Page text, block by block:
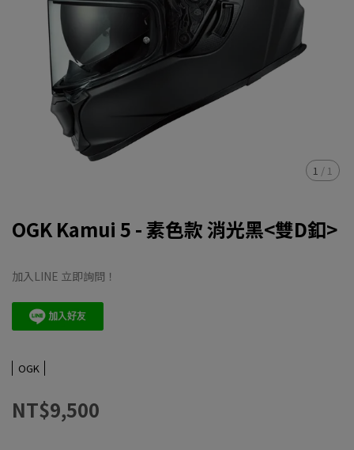
1 / 1
OGK Kamui 5 - 素色款 消光黑<雙D釦>
加入LINE 立即詢問！
OGK
NT$9,500